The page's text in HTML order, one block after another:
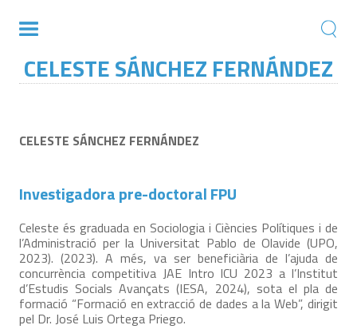
CELESTE SÁNCHEZ FERNÁNDEZ
CELESTE SÁNCHEZ FERNÁNDEZ
Investigadora pre-doctoral FPU
Celeste és graduada en Sociologia i Ciències Polítiques i de
l’Administració per la Universitat Pablo de Olavide (UPO,
2023). (2023). A més, va ser beneficiària de l’ajuda de
concurrència competitiva JAE Intro ICU 2023 a l’Institut
d’Estudis Socials Avançats (IESA, 2024), sota el pla de
formació “Formació en extracció de dades a la Web”, dirigit
pel Dr. José Luis Ortega Priego.